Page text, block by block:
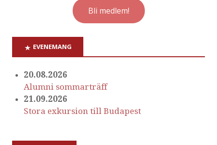
Bli medlem!
EVENEMANG
20.08.2026
Alumni sommarträff
21.09.2026
Stora exkursion till Budapest